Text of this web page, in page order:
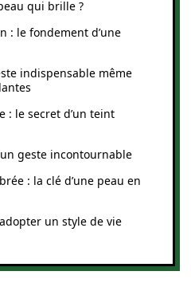
qui brille ?
: le fondement d’une
indispensable même
: le secret d’un teint
geste incontournable
: la clé d’une peau en
un style de vie